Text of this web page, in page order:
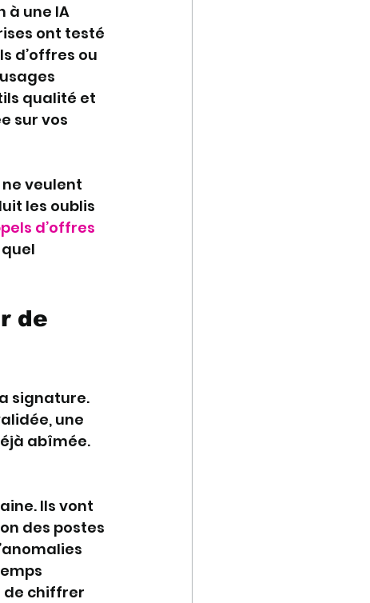
à une IA
ont testé
d’offres ou
qualité et
sur vos
veulent
les oublis
d’offres
de
signature.
une
abîmée.
Ils vont
des postes
de chiffrer